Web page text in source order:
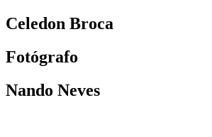
Celedon Broca
Fotógrafo
Nando Neves